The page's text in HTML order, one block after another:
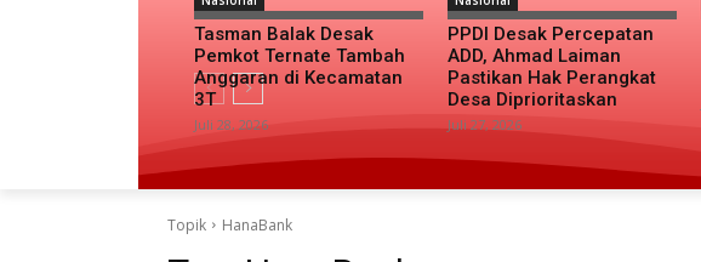
Tasman Balak Desak
Pemkot Ternate Tambah
Anggaran di Kecamatan
3T
Juli 28, 2026
PPDI Desak Percepatan
ADD, Ahmad Laiman
Pastikan Hak Perangkat
Desa Diprioritaskan
Juli 27, 2026
Topik HanaBank